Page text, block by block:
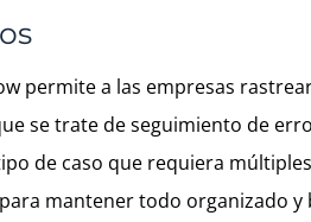
permite a las empresas
se trate de seguimiento de
de caso que requiera
mantener todo organizado y